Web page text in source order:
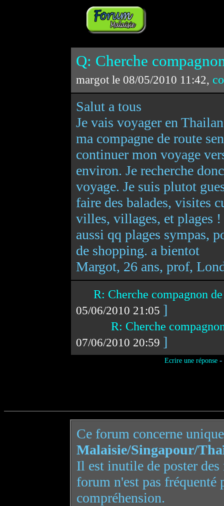
Q: Cherche
margot le 08/05/2010 11:42,
Salut a tous
Je vais voyager en
ma compagne de route
continuer mon voyage
environ. Je recherche
voyage. Je suis plutot
faire des balades, visites
villes, villages, et plages
aussi qq plages sympas,
de shopping. a bientot
Margot, 26 ans, prof,
R: Cherche compagnon
05/06/2010 21:05 ]
R: Cherche
07/06/2010 20:59 ]
Ecrire une réponse-
Ce forum concerne
Malaisie/Singapour/
Il est inutile de poster
forum n'est pas
compréhension.